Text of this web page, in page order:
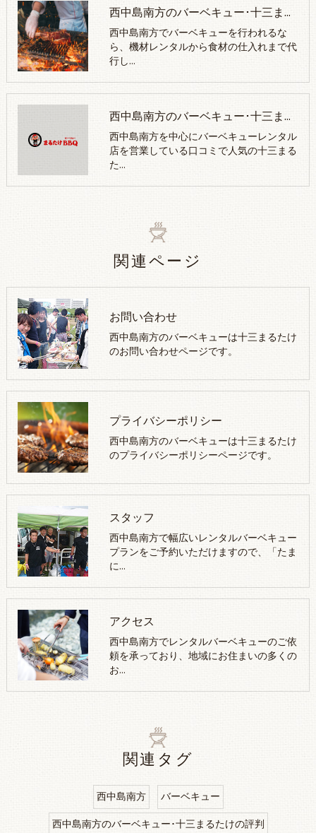
西中島南方のバーベキュー･十三まるたけの口コミ情報
西中島南方でバーベキューを行われるな
ら、機材レンタルから食材の仕入れまで代
行し…
西中島南方のバーベキュー･十三まるたけのお客様の声
西中島南方を中心にバーベキューレンタル
店を営業している口コミで人気の十三まる
た…
関連ページ
お問い合わせ
西中島南方のバーベキューは十三まるたけ
のお問い合わせページです。
プライバシーポリシー
西中島南方のバーベキューは十三まるたけ
のプライバシーポリシーページです。
スタッフ
西中島南方で幅広いレンタルバーベキュー
プランをご予約いただけますので、「たま
に…
アクセス
西中島南方でレンタルバーベキューのご依
頼を承っており、地域にお住まいの多くの
お…
関連タグ
西中島南方
バーベキュー
西中島南方のバーベキュー･十三まるたけの評判